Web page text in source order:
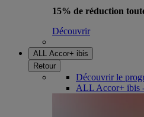
15% de réduction
Découvrir
ALL Accor+ ibis
Retour
Découvrir le
ALL Accor+ ibis